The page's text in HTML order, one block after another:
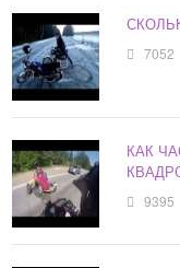
7052
КАК
9395